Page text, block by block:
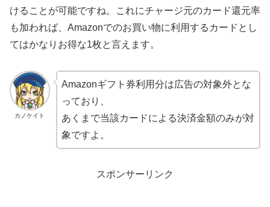
けることが可能ですね。これにチャージ元のカード還元率
も加われば、Amazonでのお買い物に利用するカードとし
てはかなりお得な1枚と言えます。
カノケイト
Amazonギフト券利用分は広告の対象外とな
っており、
あくまで当該カードによる決済金額のみが対
象ですよ。
スポンサーリンク